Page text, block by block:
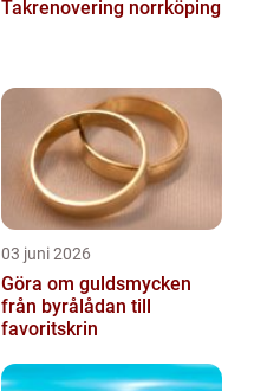
Takrenovering norrköping
03 juni 2026
Göra om guldsmycken
från byrålådan till
favoritskrin